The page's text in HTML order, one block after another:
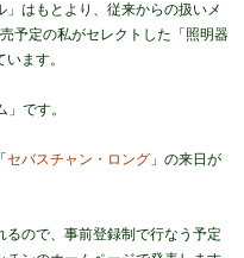
はもとより、従来からの扱いメ
予定の私がセレクトした「照明器
ます。
です。
セバスチャン・ロング」の来日が
ので、事前登録制で行なう予定